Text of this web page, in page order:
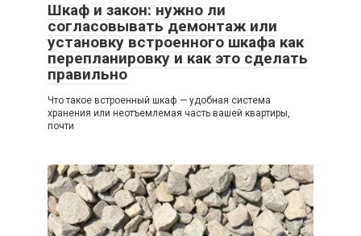
Шкаф и закон: нужно ли
согласовывать демонтаж или
установку встроенного шкафа как
перепланировку и как это сделать
правильно
Что такое встроенный шкаф — удобная система
хранения или неотъемлемая часть вашей квартиры,
почти